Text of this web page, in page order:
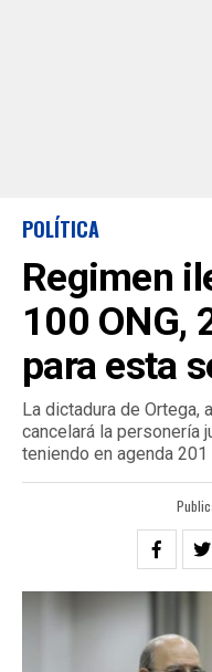
POLÍTICA
Regimen
100 ONG,
para esta
La dictadura de Ortega,
cancelará la personería
teniendo en agenda